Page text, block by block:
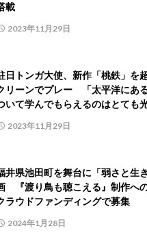
載
2023年11月29日
日トンガ大使、新作「桃鉄」を
リーンでプレー 「太平洋にあ
いて学んでもらえるのはとても光
2023年11月29日
井県池田町を舞台に「弱さと生
『渡り鳥も聴こえる』制作へ
ラウドファンディングで募集
2024年1月28日